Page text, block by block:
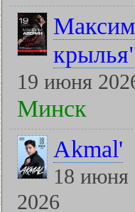
19 июня
Минск
Akmal'
18 июня
2026